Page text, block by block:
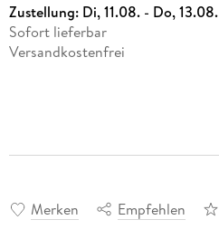
Zustellung: Di, 11.08. - Do, 13.08.
Sofort lieferbar
Versandkostenfrei
Merken Empfehlen